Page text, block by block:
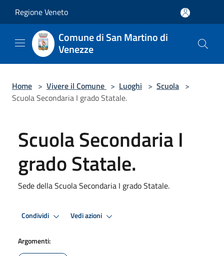
Regione Veneto
Comune di San Martino di
Venezze
Home > Vivere il Comune > Luoghi > Scuola >
Scuola Secondaria I grado Statale.
Scuola Secondaria I
grado Statale.
Sede della Scuola Secondaria I grado Statale.
Condividi Vedi azioni
Argomenti: